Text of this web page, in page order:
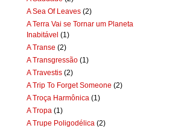
A Sea Of Leaves (2)
A Terra Vai se Tornar um Planeta
Inabitável (1)
A Transe (2)
A Transgressão (1)
A Travestis (2)
A Trip To Forget Someone (2)
A Troça Harmônica (1)
A Tropa (1)
A Trupe Poligodélica (2)